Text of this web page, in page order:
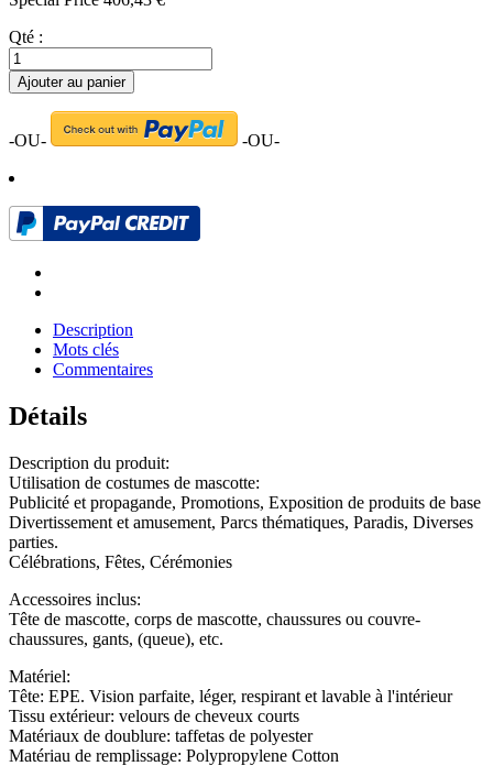
Qté :
Ajouter au panier
-OU- -OU-
Description
Mots clés
Commentaires
Détails
Description du produit:
Utilisation de costumes de mascotte:
Publicité et propagande, Promotions, Exposition de produits de base
Divertissement et amusement, Parcs thématiques, Paradis, Diverses
parties.
Célébrations, Fêtes, Cérémonies
Accessoires inclus:
Tête de mascotte, corps de mascotte, chaussures ou couvre-
chaussures, gants, (queue), etc.
Matériel:
Tête: EPE. Vision parfaite, léger, respirant et lavable à l'intérieur
Tissu extérieur: velours de cheveux courts
Matériaux de doublure: taffetas de polyester
Matériau de remplissage: Polypropylene Cotton